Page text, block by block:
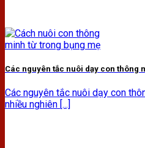
Các nguyên tắc nuôi dạy con thông
Các nguyên tắc nuôi dạy con
nhiều nghiên [...]